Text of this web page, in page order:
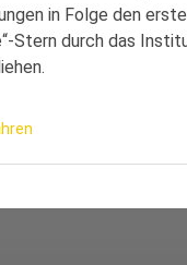
in Folge den
Stern durch das